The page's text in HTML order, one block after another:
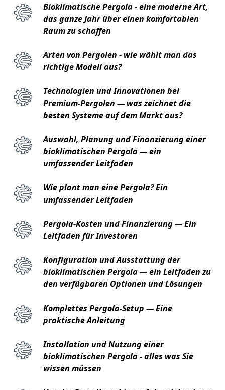
Bioklimatische Pergola - eine moderne Art,
das ganze Jahr über einen komfortablen
Raum zu schaffen
Arten von Pergolen - wie wählt man das
richtige Modell aus?
Technologien und Innovationen bei
Premium-Pergolen — was zeichnet die
besten Systeme auf dem Markt aus?
Auswahl, Planung und Finanzierung einer
bioklimatischen Pergola — ein
umfassender Leitfaden
Wie plant man eine Pergola? Ein
umfassender Leitfaden
Pergola-Kosten und Finanzierung — Ein
Leitfaden für Investoren
Konfiguration und Ausstattung der
bioklimatischen Pergola — ein Leitfaden zu
den verfügbaren Optionen und Lösungen
Komplettes Pergola-Setup — Eine
praktische Anleitung
Installation und Nutzung einer
bioklimatischen Pergola - alles was Sie
wissen müssen